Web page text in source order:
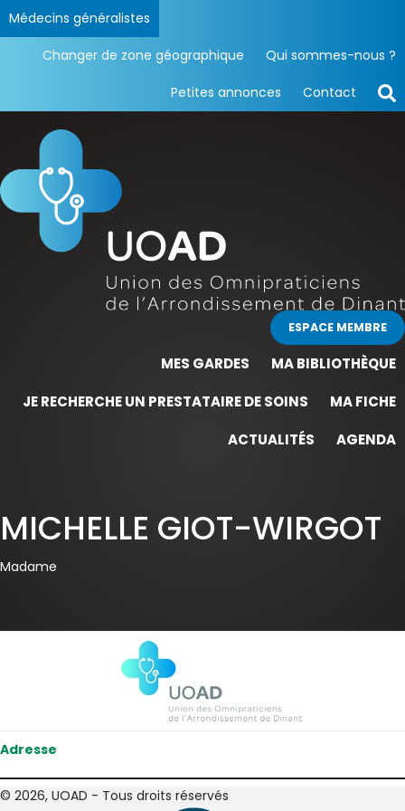
Médecins généralistes
Changer de zone géographique Qui sommes-nous ?
Petites annonces Contact
ESPACE MEMBRE
MES GARDES
MA BIBLIOTHÈQUE
JE RECHERCHE UN PRESTATAIRE DE SOINS
MA FICHE
ACTUALITÉS
AGENDA
MICHELLE GIOT-WIRGOT
Madame
Adresse
© 2026, UOAD - Tous droits réservés